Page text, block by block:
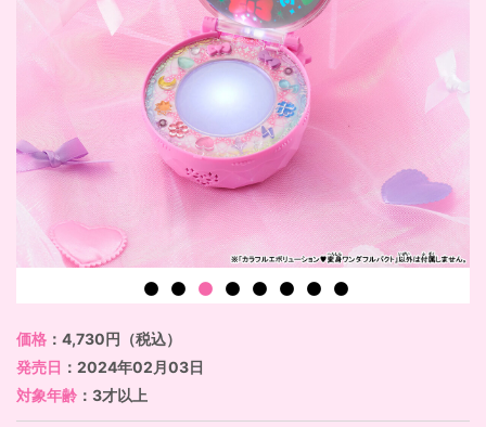
価格 ：4,730円（税込）
発売日 ：2024年02月03日
対象年齢 ：3才以上